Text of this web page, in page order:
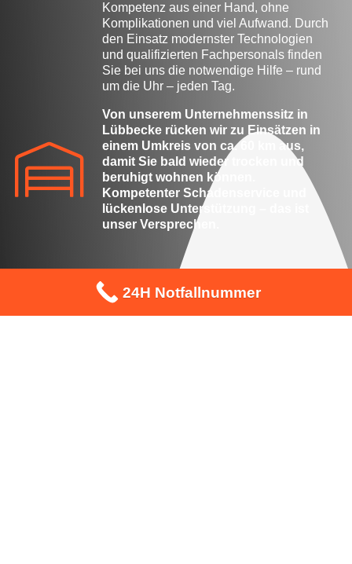
Kompetenz aus einer Hand, ohne
Komplikationen und viel Aufwand. Durch
den Einsatz modernster Technologien
und qualifizierten Fachpersonals finden
Sie bei uns die notwendige Hilfe – rund
um die Uhr – jeden Tag.
Von unserem Unternehmenssitz in
Lübbecke rücken wir zu Einsätzen in
einem Umkreis von ca. 60 km aus,
damit Sie bald wieder trocken und
beruhigt wohnen können.
Kompetenter Schadenservice und
lückenlose Unterstützung – das ist
unser Versprechen.
24H Notfallnummer